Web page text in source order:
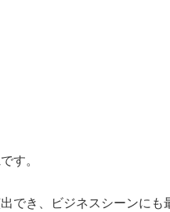
です。
でき、ビジネスシーンにも